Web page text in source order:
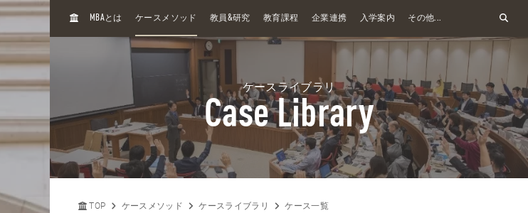
H
MBAとは ケースメソッド 教員&研究 教育課程 企業連携 入学案内 その他...
ケースライブラリ
Case Library
TOP ケースメソッド ケースライブラリ ケース一覧